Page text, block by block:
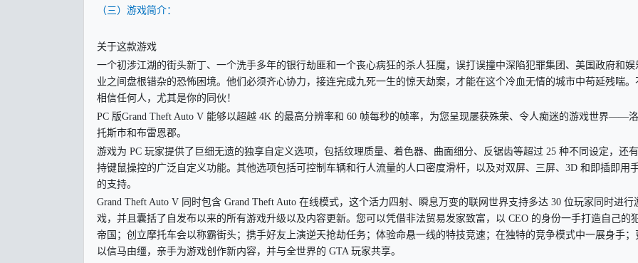
（三）游戏简介：
关于这款游戏
一个初涉江湖的街头新丁、一个洗手多年的银行劫匪和一个丧心病狂的杀人狂魔，误打误撞中深陷犯罪集团、美国政府和娱
业之间盘根错杂的恐怖困境。他们必须齐心协力，接连完成九死一生的惊天劫案，才能在这个冷血无情的城市中苟延残喘。
相信任何人，尤其是你的同伙！
PC 版Grand Theft Auto V 能够以超越 4K 的最高分辨率和 60 帧每秒的帧率，为您呈现屡获殊荣、令人痴迷的游戏世界——
托斯市和布雷恩郡。
游戏为 PC 玩家提供了巨细无遗的独享自定义选项，包括纹理质量、着色器、曲面细分、反锯齿等超过 25 种不同设定，还
持键鼠操控的广泛自定义功能。其他选项包括可控制车辆和行人流量的人口密度滑杆，以及对双屏、三屏、3D 和即插即用
的支持。
Grand Theft Auto V 同时包含 Grand Theft Auto 在线模式，这个活力四射、瞬息万变的联网世界支持多达 30 位玩家同时进行
戏，并且囊括了自发布以来的所有游戏升级以及内容更新。您可以凭借非法贸易发家致富，以 CEO 的身份一手打造自己的
帝国；创立摩托车会以称霸街头；携手好友上演逆天抢劫任务；体验命悬一线的特技竞速；在独特的竞争模式中一展身手；
以信马由缰，亲手为游戏创作新内容，并与全世界的 GTA 玩家共享。